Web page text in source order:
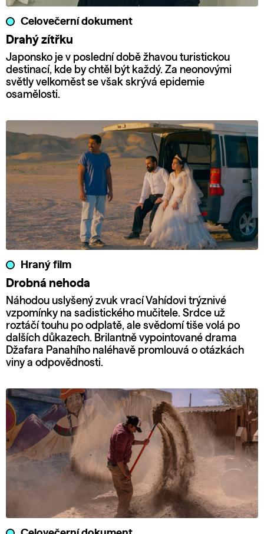
Celovečerní dokument
Drahý zítřku
Japonsko je v poslední době žhavou turistickou
destinací, kde by chtěl být každý. Za neonovými
světly velkoměst se však skrývá epidemie
osamělosti.
Hraný film
Drobná nehoda
Náhodou uslyšený zvuk vrací Vahídovi trýznivé
vzpomínky na sadistického mučitele. Srdce už
roztáčí touhu po odplatě, ale svědomí tiše volá po
dalších důkazech. Brilantně vypointované drama
Džafara Panahího naléhavě promlouvá o otázkách
viny a odpovědnosti.